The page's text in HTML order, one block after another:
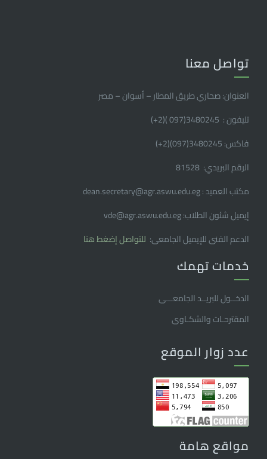
تواصل معنا
العنوان: صحاري طريق المطار – أسوان – مصر
تليفون : 3480245(097 )(2
+
)
فاكس: 3480245(097)(2
+
)
الرقم البريدي: 81528
مكتب العميد : dean.secretary@agr.aswu.edu.eg
إيميل شئون الطلاب: vde@agr.aswu.edu.eg
الدعم الفنى للإيميل الجامعى: للتواصل إضغط هنا
خدمات تهمك
الدخــول للبريــد الجامعـــى
المقترحـات والشكـاوى
عدد زوار الموقع
مواقع هامة